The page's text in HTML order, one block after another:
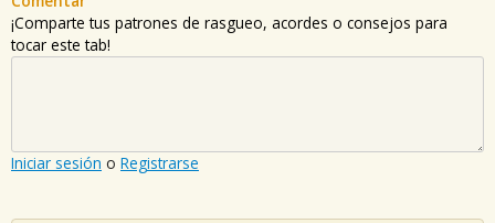
¡Comparte tus patrones de rasgueo, acordes o consejos para
tocar este tab!
Iniciar sesión o Registrarse